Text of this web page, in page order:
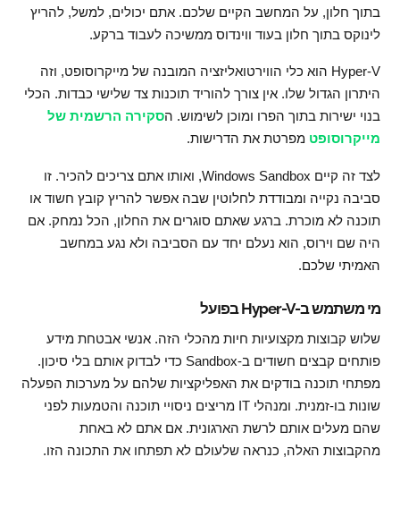
בתוך חלון, על המחשב הקיים שלכם. אתם יכולים, למשל, להריץ
לינוקס בתוך חלון בעוד ווינדוס ממשיכה לעבוד ברקע.
Hyper-V הוא כלי הווירטואליזציה המובנה של מייקרוסופט, וזה
היתרון הגדול שלו. אין צורך להוריד תוכנות צד שלישי כבדות. הכלי
בנוי ישירות בתוך הפרו ומוכן לשימוש. הסקירה הרשמית של
מייקרוסופט מפרטת את הדרישות.
לצד זה קיים Windows Sandbox, ואותו אתם צריכים להכיר. זו
סביבה נקייה ומבודדת לחלוטין שבה אפשר להריץ קובץ חשוד או
תוכנה לא מוכרת. ברגע שאתם סוגרים את החלון, הכל נמחק. אם
היה שם וירוס, הוא נעלם יחד עם הסביבה ולא נגע במחשב
האמיתי שלכם.
מי משתמש ב-Hyper-V בפועל
שלוש קבוצות מקצועיות חיות מהכלי הזה. אנשי אבטחת מידע
פותחים קבצים חשודים ב-Sandbox כדי לבדוק אותם בלי סיכון.
מפתחי תוכנה בודקים את האפליקציות שלהם על מערכות הפעלה
שונות בו-זמנית. ומנהלי IT מריצים ניסויי תוכנה והטמעות לפני
שהם מעלים אותם לרשת הארגונית. אם אתם לא באחת
מהקבוצות האלה, כנראה שלעולם לא תפתחו את התכונה הזו.